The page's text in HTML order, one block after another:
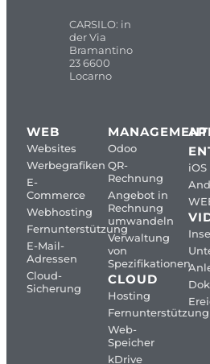
CARSILO: in
der Via
Bramantino
23 6600
Locarno
WEB
Websites
Werbegrafiken
E-
Commerce
Webhosting
Fernunterstützung
E-Mail-
Adressen
Cloud-
Sicherung
MANAGEMENT
Odoo
QR-
Rechnung
Angebot in
Rechnung
umwandeln
Verwaltung
von
Spezifikationen
CLOUD
Hosting
Fernunterstützung
Web-
Speicher
kDrive
iOS